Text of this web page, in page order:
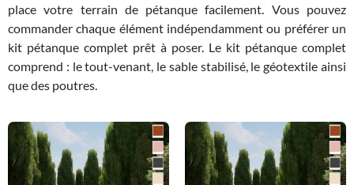
place votre terrain de pétanque facilement. Vous pouvez
commander chaque élément indépendamment ou préférer un
kit pétanque complet prêt à poser. Le kit pétanque complet
comprend : le tout-venant, le sable stabilisé, le géotextile ainsi
que des poutres.